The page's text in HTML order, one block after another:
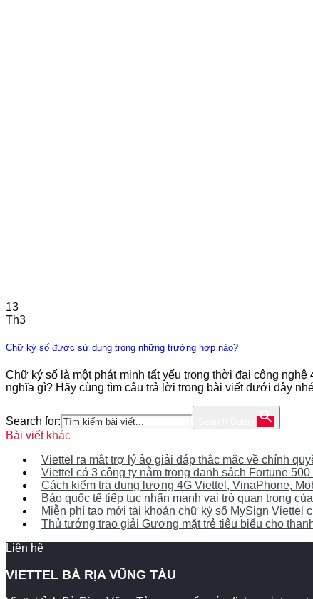
13
Th3
Chữ ký số được sử dụng trong những trường hợp nào?
Chữ ký số là một phát minh tất yếu trong thời đại công
nghĩa gì? Hãy cùng tìm câu trả lời trong bài viết dưới đây
Search for:
Bài viết khác
Viettel ra mắt trợ lý ảo giải đáp thắc mắc về chính
Viettel có 3 công ty nằm trong danh sách Fortune
Cách kiểm tra dung lượng 4G Viettel, VinaPhone,
Báo quốc tế tiếp tục nhấn mạnh vai trò quan trọng
Miễn phí tạo mới tài khoản chữ ký số MySign Viettel
Thủ tướng trao giải Gương mặt trẻ tiêu biểu cho
Liên hệ
VIETTEL BÀ RỊA VŨNG TÀU